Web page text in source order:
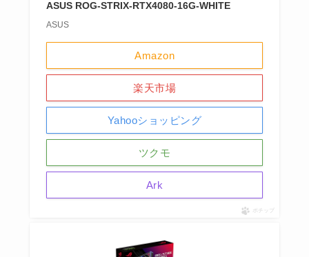
ASUS ROG-STRIX-RTX4080-16G-WHITE
ASUS
Amazon
楽天市場
Yahooショッピング
ツクモ
Ark
ポチップ